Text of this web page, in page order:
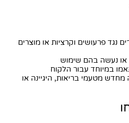
נגד פרעושים וקרציות או מוצרים
או נעשה בהם שימוש
במיוחד עבור הלקוח
מחדש מטעמי בריאות, היגיינה או